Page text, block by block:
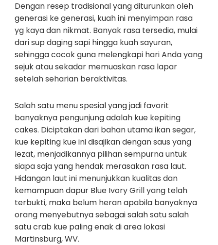
Dengan resep tradisional yang diturunkan oleh
generasi ke generasi, kuah ini menyimpan rasa
yg kaya dan nikmat. Banyak rasa tersedia, mulai
dari sup daging sapi hingga kuah sayuran,
sehingga cocok guna melengkapi hari Anda yang
sejuk atau sekadar memuaskan rasa lapar
setelah seharian beraktivitas.
Salah satu menu spesial yang jadi favorit
banyaknya pengunjung adalah kue kepiting
cakes. Diciptakan dari bahan utama ikan segar,
kue kepiting kue ini disajikan dengan saus yang
lezat, menjadikannya pilihan sempurna untuk
siapa saja yang hendak merasakan rasa laut.
Hidangan laut ini menunjukkan kualitas dan
kemampuan dapur Blue Ivory Grill yang telah
terbukti, maka belum heran apabila banyaknya
orang menyebutnya sebagai salah satu salah
satu crab kue paling enak di area lokasi
Martinsburg, WV.